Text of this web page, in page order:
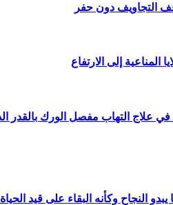
التجاويف دون حفر
إلى الارتفاع
في علاج التهاب مفصل الورك بالقدر
النجاح وكأنه البقاء على قيد الحياة